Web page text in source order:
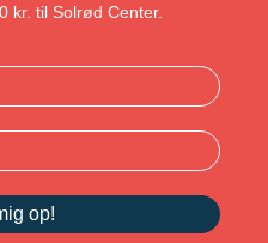
kr. til Solrød Center.